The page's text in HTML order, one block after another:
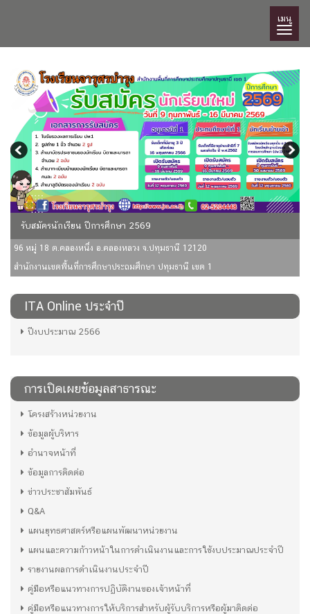
เมนู
รับสมัครนักเรียน ปีการศึกษา 2569
96 หมู่ 18 ต.คลองหนึ่ง อ.คลองหลวง จ.ปทุมธานี 12120
สำนักงานเขตพื้นที่การศึกษาประถมศึกษา ปทุมธานี เขต 1
ITA Online ประจำปี
ปีงบประมาณ 2566
การเปิดเผยข้อมูลสาธารณะ
โครงสร้างหน่วยงาน
ข้อมูลผู้บริหาร
อำนาจหน้าที่
ข้อมูลการติดต่อ
ข่าวประชาสัมพันธ์
Q&A
แผนยุทธศาสตร์หรือแผนพัฒนาหน่วยงาน
แผนและความก้าวหน้าในการดำเนินงานและการใช้งบประมาณประจำปี
รายงานผลการดำเนินงานประจำปี
คู่มือหรือแนวทางการปฏิบัติงานของเจ้าหน้าที่
คู่มือหรือแนวทางการให้บริการสำหรับผู้รับบริการหรือผู้มาติดต่อ